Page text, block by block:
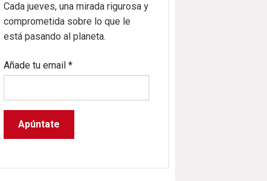
Cada jueves, una mirada rigurosa y
comprometida sobre lo que le
está pasando al planeta.
Añade tu email*